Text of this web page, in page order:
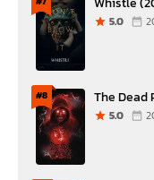
5.0
#8 The Dead
5.0